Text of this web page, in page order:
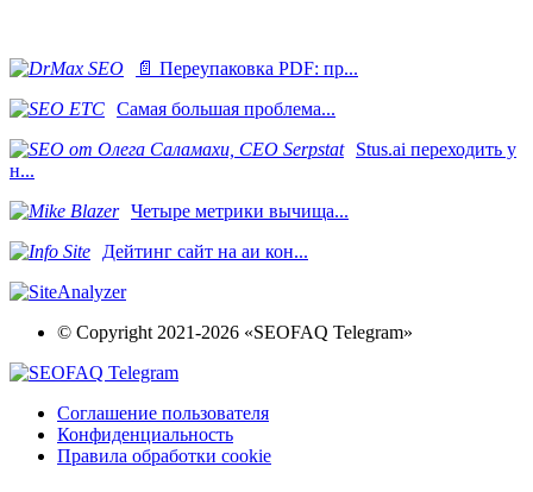
📄 Переупаковка PDF: пр...
Самая большая проблема...
Stus.ai переходить у
н...
​Четыре метрики вычища...
Дейтинг сайт на аи кон...
© Copyright 2021-2026 «SEOFAQ Telegram»
Соглашение пользователя
Конфиденциальность
Правила обработки cookie